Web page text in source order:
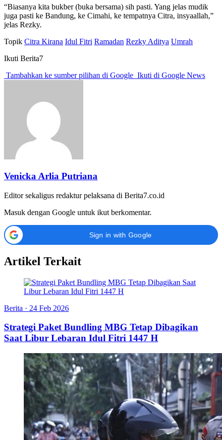
“Biasanya kita bukber (buka bersama) sih pasti. Yang jelas mudik
juga pasti ke Bandung, ke Cimahi, ke tempatnya Citra, insyaallah,”
jelas Rezky.
Topik Citra Kirana Idul Fitri Ramadan Rezky Aditya Umrah
Ikuti Berita7
Tambahkan ke sumber pilihan di Google Ikuti di Google News
Venicka Arlia Putriana
Editor sekaligus redaktur pelaksana di Berita7.co.id
Masuk dengan Google untuk ikut berkomentar.
Sign in with Google
Artikel Terkait
Berita · 24 Feb 2026
Strategi Paket Bundling MBG Tetap Dibagikan
Saat Libur Lebaran Idul Fitri 1447 H